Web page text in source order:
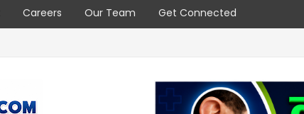
Careers Our Team Get Connected